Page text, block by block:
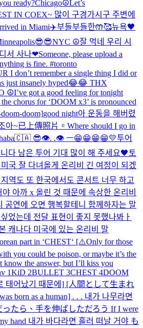
ready?Chicago☮️Let’s
IN COEX~ 많이 구경가시구 주변에
in Miami✈️부들부들한🤲🥰뉴욕🖤
NYC ☮️잘 먹네 우리 시
서 사나❤Someone, please upload a
is fine. #toronto
I don’t remember a single thing I did or
just insanely hyped😂😂 THX
☮️I’ve got a good feeling for tonight
chorus for ‘DOOM x3’ is pronounced
doom]good night아 운동을 해버렸
아~已上傳照片。 Where should I go in
🇨🇦 😎👁️. .👁️ ㅡ😁😁😁😁💛투어
다 남은 투어 기대 많이 해 주세요🖤 토
국 잘 다녀올게 온리비 긴 여정이 되겠
역도 또 한국에서도 콘서트 너무 하고
아까 x 올린 것 때문에 속상한 온리비
공연에 오면 행복할테니 함께하자는 말
었는데 전달 표현이 좋지 못했나봐ㅏ
캐나다 미국에 있는 온리비 말
part in ‘CHEST‘ [⚠️Only for those
you could be poison, or maybe it’s the
know the answer, but I’ll kiss you
1KiD 2BULLET 3CHEST 4DOOM
태어났기 때문에] [人間として生まれ
born as a human] . . . 내가 나무라면
ったら、手を伸ばしただろう If I were
hand 내가 바다라면 흘러 떠날 거야 も